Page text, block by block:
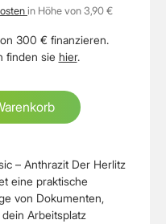
– Anthrazit Der Herlitz
eine praktische
von Dokumenten,
Arbeitsplatz
in Höhe von 3,90 €
300 € finanzieren.
finden sie hier.